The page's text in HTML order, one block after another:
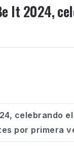
It 2024,
celebrando
por primera